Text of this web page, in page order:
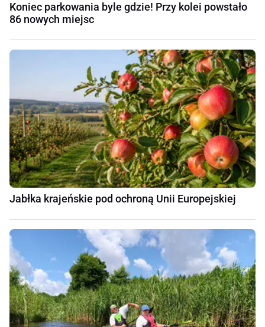
Koniec parkowania byle gdzie! Przy kolei powstało
86 nowych miejsc
Jabłka krajeńskie pod ochroną Unii Europejskiej